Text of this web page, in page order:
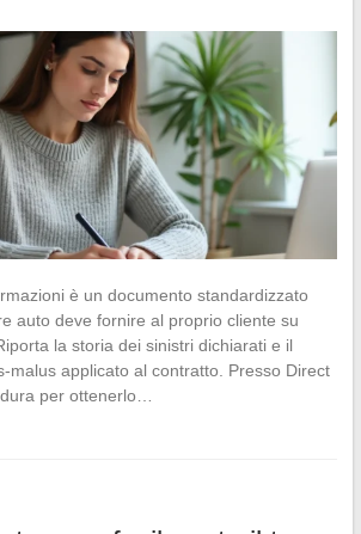
è un documento standardizzato
auto deve fornire al proprio cliente su
la storia dei sinistri dichiarati e il
malus applicato al contratto. Presso Direct
per ottenerlo…